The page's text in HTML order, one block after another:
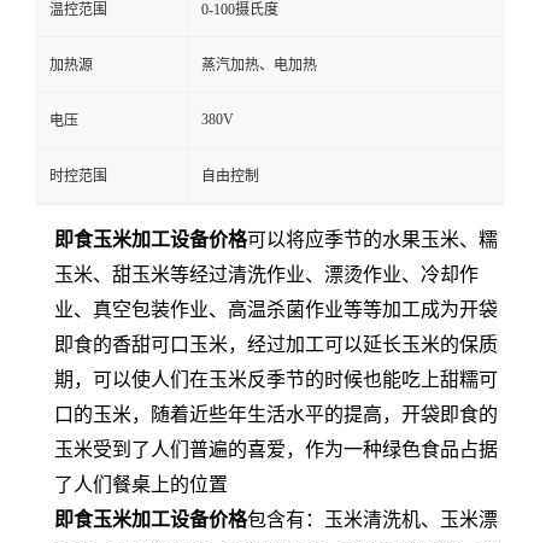
温控范围 0-100摄氏度
加热源 蒸汽加热、电加热
电压 380V
时控范围 自由控制
即食玉米加工设备价格可以将应季节的水果玉米、糯
玉米、甜玉米等经过清洗作业、漂烫作业、冷却作
业、真空包装作业、高温杀菌作业等等加工成为开袋
即食的香甜可口玉米，经过加工可以延长玉米的保质
期，可以使人们在玉米反季节的时候也能吃上甜糯可
口的玉米，随着近些年生活水平的提高，开袋即食的
玉米受到了人们普遍的喜爱，作为一种绿色食品占据
了人们餐桌上的位置
即食玉米加工设备价格包含有：玉米清洗机、玉米漂